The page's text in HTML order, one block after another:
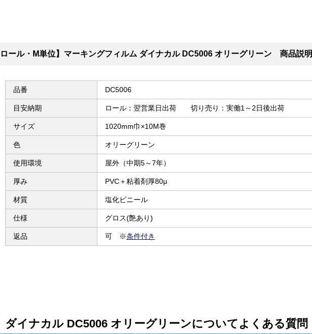
ロール・M単位】マーキングフィルム ダイナカル DC5006 オリーグリーン 商品説明
品番 DC5006
目安納期 ロール：翌営業日出荷 切り売り：実働1～2日後出荷
サイズ 1020mm巾×10M巻
色 オリーグリーン
使用環境 屋外（中期5～7年）
厚み PVC＋粘着剤厚80μ
材質 塩化ビニール
仕様 グロス(艶あり)
返品 可 ※条件付き
ダイナカル DC5006 オリーグリーンについてよくある質問